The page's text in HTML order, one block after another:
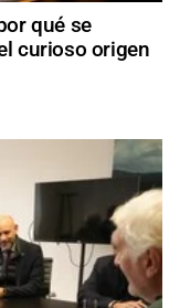
qué se
curioso origen